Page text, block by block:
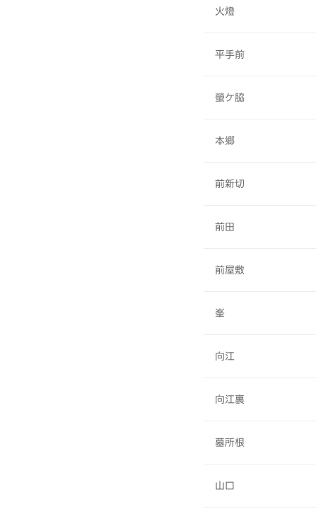
火燈
平手前
螢ケ脇
本郷
前新切
前田
前屋敷
峯
向江
向江裏
墓所根
山口